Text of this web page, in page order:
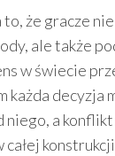
że gracze
ale także
w świecie
każda decyzja
niego, a
całej